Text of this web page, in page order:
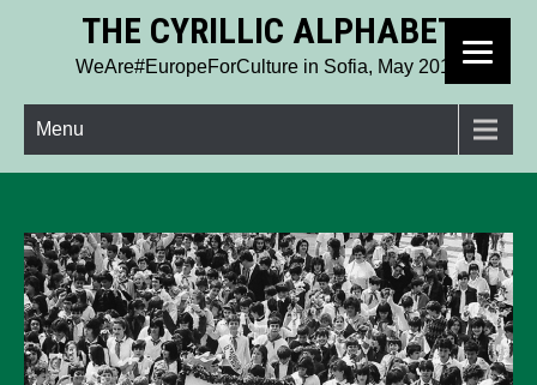
THE CYRILLIC ALPHABET
WeAre#EuropeForCulture in Sofia, May 2019
Menu